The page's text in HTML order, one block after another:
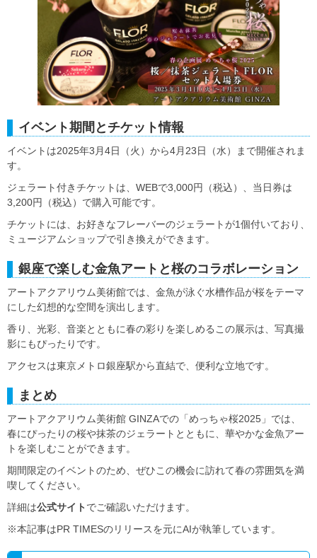
イベント期間とチケット情報
イベントは2025年3月4日（火）から4月23日（水）まで開催されま
す。
ジェラート付きチケットは、WEBで3,000円（税込）、当日券は
3,200円（税込）で購入可能です。
チケットには、お好きなフレーバーのジェラートが1個付いており、
ミュージアムショップで引き換えができます。
銀座で楽しむ金魚アートと桜のコラボレーション
アートアクアリウム美術館では、金魚が泳ぐ水槽作品が桜をテーマ
にした幻想的な空間を演出します。
香り、光彩、音楽とともに春の彩りを楽しめるこの展示は、写真撮
影にもぴったりです。
アクセスは東京メトロ銀座駅から直結で、便利な立地です。
まとめ
アートアクアリウム美術館 GINZAでの「めっちゃ桜2025」では、
春にぴったりの桜や抹茶のジェラートとともに、華やかな金魚アー
トを楽しむことができます。
期間限定のイベントのため、ぜひこの機会に訪れて春の雰囲気を満
喫してください。
詳細は公式サイト でご確認いただけます。
※本記事はPR TIMESのリリースを元にAIが執筆しています。